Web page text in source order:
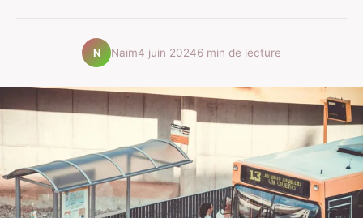
N Naïm4 juin 20246 min de lecture